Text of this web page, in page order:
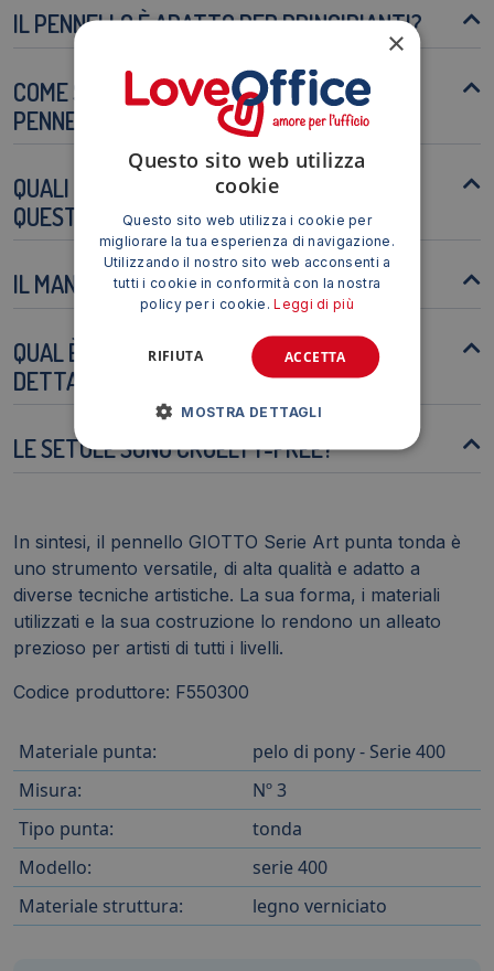
IL PENNELLO È ADATTO PER PRINCIPIANTI?
COME SI PULISCE CORRETTAMENTE IL
PENNELLO?
QUALI TIPI DI COLORE POSSO USARE CON
QUESTO PENNELLO?
IL MANICO È RESISTENTE ALL'ACQUA?
QUAL È LA DIMENSIONE IDEALE PER I
DETTAGLI PIÙ FINI?
LE SETOLE SONO CRUELTY-FREE?
In sintesi, il pennello GIOTTO Serie Art punta tonda è
uno strumento versatile, di alta qualità e adatto a
diverse tecniche artistiche. La sua forma, i materiali
utilizzati e la sua costruzione lo rendono un alleato
prezioso per artisti di tutti i livelli.
Codice produttore: F550300
Materiale punta:
pelo di pony - Serie 400
Misura:
Nº 3
Tipo punta:
tonda
Modello:
serie 400
Materiale struttura:
legno verniciato
×
Questo sito web utilizza
cookie
Questo sito web utilizza i cookie per
migliorare la tua esperienza di navigazione.
Utilizzando il nostro sito web acconsenti a
tutti i cookie in conformità con la nostra
policy per i cookie.Leggi di più
ACCETTA
RIFIUTA
MOSTRA DETTAGLI